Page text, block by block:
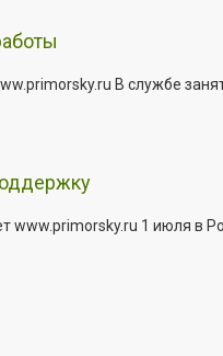
В службе
1 июля в